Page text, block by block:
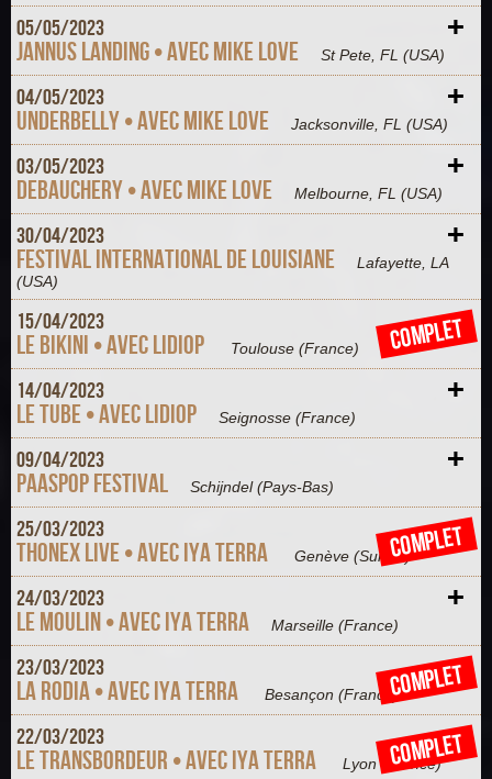
05/05/2023
Jannus Landing • Avec Mike Love St Pete, FL (USA) +
04/05/2023
Underbelly • Avec Mike Love Jacksonville, FL (USA)+
03/05/2023
Debauchery • Avec Mike Love Melbourne, FL (USA) +
30/04/2023
Festival International de Louisiane
Lafayette, LA
(USA)
+
15/04/2023
Le Bikini • Avec Lidiop Toulouse (France) +
COMPLET
14/04/2023
Le Tube • Avec Lidiop Seignosse (France) +
09/04/2023
Paaspop Festival Schijndel (Pays-Bas) +
25/03/2023
Thonex Live • Avec Iya Terra Genève (Suisse) +
COMPLET
24/03/2023
Le Moulin • Avec Iya Terra Marseille (France) +
23/03/2023
La Rodia • Avec Iya Terra Besançon (France) +
COMPLET
22/03/2023
Le Transbordeur • Avec Iya Terra Lyon (France) +
COMPLET